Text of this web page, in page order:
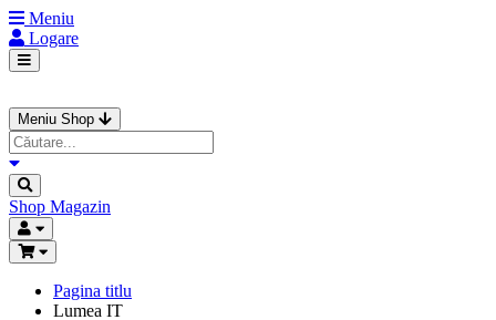
Meniu
Logare
Meniu Shop
Shop Magazin
Pagina titlu
Lumea IT